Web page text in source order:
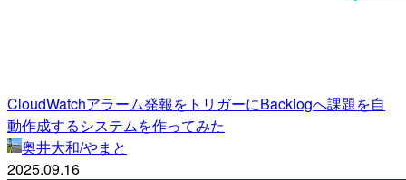
CloudWatchアラーム発報をトリガーにBacklogへ課題を自
動作成するシステムを作ってみた
奥井大和/やまと
2025.09.16